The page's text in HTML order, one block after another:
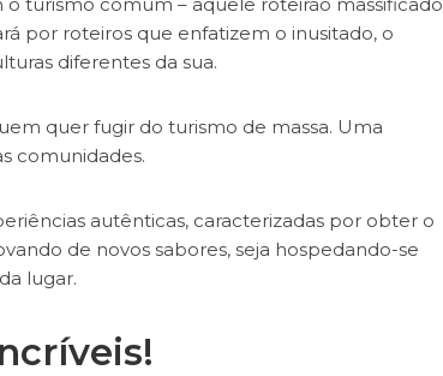
por roteiros que enfatizem o inusitado, o
diferentes da sua.
quer fugir do turismo de massa. Uma
comunidades.
autênticas, caracterizadas por obter o
de novos sabores, seja hospedando-se
lugar.